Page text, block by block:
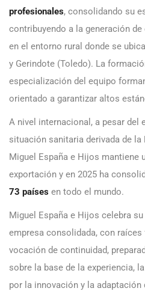
profesionales, consolidando su
contribuyendo a la generación
en el entorno rural donde se
y Gerindote (Toledo). La
especialización del equipo
orientado a garantizar altos
A nivel internacional, a pesar del
situación sanitaria derivada de la
Miguel España e Hijos mantiene
exportación y en 2025 ha
73 países en todo el mundo.
Miguel España e Hijos celebra
empresa consolidada, con
vocación de continuidad,
sobre la base de la experiencia,
por la innovación y la